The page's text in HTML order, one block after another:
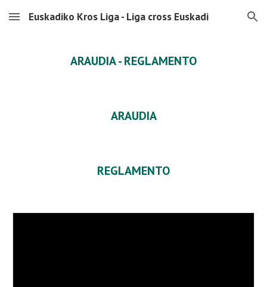
Skip to main content Skip to navigation
Euskadiko Kros Liga - Liga cross Euskadi
ARAUDIA - REGLAMENTO
ARAUDIA
REGLAMENTO